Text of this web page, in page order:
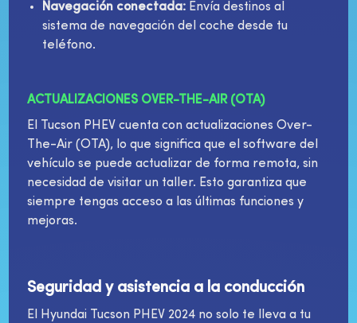
Navegación conectada:Envía destinos al
sistema de navegación del coche desde tu
teléfono.
ACTUALIZACIONES OVER-THE-AIR (OTA)
El Tucson PHEV cuenta con actualizaciones Over-
The-Air (OTA), lo que significa que el software del
vehículo se puede actualizar de forma remota, sin
necesidad de visitar un taller. Esto garantiza que
siempre tengas acceso a las últimas funciones y
mejoras.
Seguridad y asistencia a la conducción
El Hyundai Tucson PHEV 2024 no solo te lleva a tu